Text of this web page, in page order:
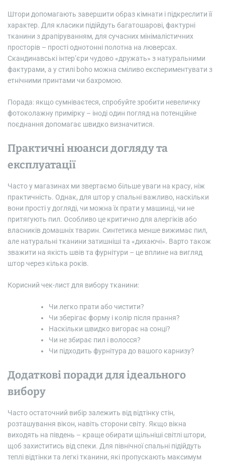
Штори допомагають завершити образ кімнати і підкреслити її
характер. Для класики підійдуть багатошарові, фактурні
тканини з драпіруванням, для сучасних мінімалістичних
просторів – прості однотонні полотна на люверсах.
Скандинавські інтер’єри чудово «дружать» з натуральними
фактурами, а у стилі boho можна сміливо експериментувати з
етнічними принтами чи бахромою.
Порада: якщо сумніваєтеся, спробуйте зробити невеличку
фотоколажну примірку – іноді один погляд на потенційне
поєднання допомагає швидко визначитися.
Практичні нюанси догляду та
експлуатації
Часто у магазинах ми звертаємо більше уваги на красу, ніж
практичність. Однак, для штор у спальні важливо, наскільки
вони прості у догляді, чи можна їх прати у машинці, чи не
притягують пил. Особливо це критично для алергіків або
власників домашніх тварин. Синтетика менше вижимає пил,
але натуральні тканини затишніші та «дихаючі». Варто також
зважити на якість швів та фурнітури – це вплине на вигляд
штор через кілька років.
Корисний чек-лист для вибору тканини:
Чи легко прати або чистити?
Чи зберігає форму і колір після прання?
Наскільки швидко вигорає на сонці?
Чи не збирає пил і волосся?
Чи підходить фурнітура до вашого карнизу?
Додаткові поради для ідеального
вибору
Часто остаточний вибір залежить від відтінку стін,
розташування вікон, навіть сторони світу. Якщо вікна
виходять на південь – краще обирати щільніші світлі штори,
щоб захиститись від спеки. Для північної спальні підійдуть
теплі відтінки та легкі тканини, які пропускають максимум